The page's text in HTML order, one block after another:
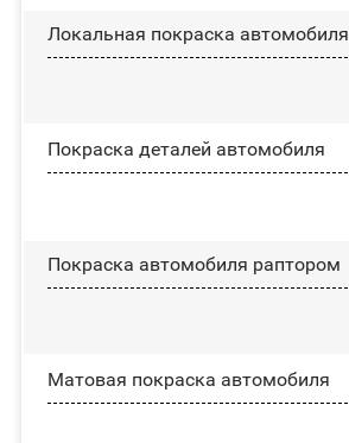
Локальная покраска автомобиля
Покраска деталей автомобиля
Покраска автомобиля раптором
Матовая покраска автомобиля